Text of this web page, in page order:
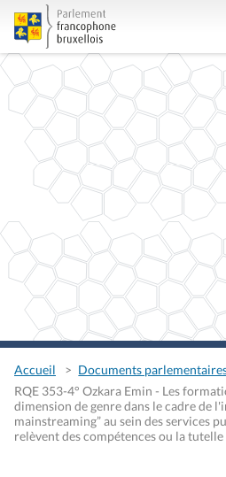
Accueil
Documents
RQE 353-4° Ozkara Emin - Les
dimension de genre dans le cadre de
mainstreaming” au sein des services
relèvent des compétences ou la